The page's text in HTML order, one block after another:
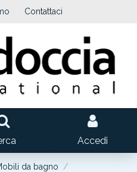
Contattaci
Accedi
da bagno